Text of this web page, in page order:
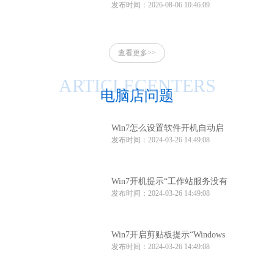
电脑店一键u盘安装系统win10
发布时间：2026-08-06 10:46:09
查看更多>>
电脑店问题
ARTICLECENTERS
Win7怎么设置软件开机自动启
动？Win7软件开机自动启动设
发布时间：2024-03-26 14:49:08
Win7开机提示“工作站服务没有
启动”怎么办？
发布时间：2024-03-26 14:49:08
Win7开启剪贴板提示“Windows
找不到clipbrd.exe文件”怎么办
发布时间：2024-03-26 14:49:08